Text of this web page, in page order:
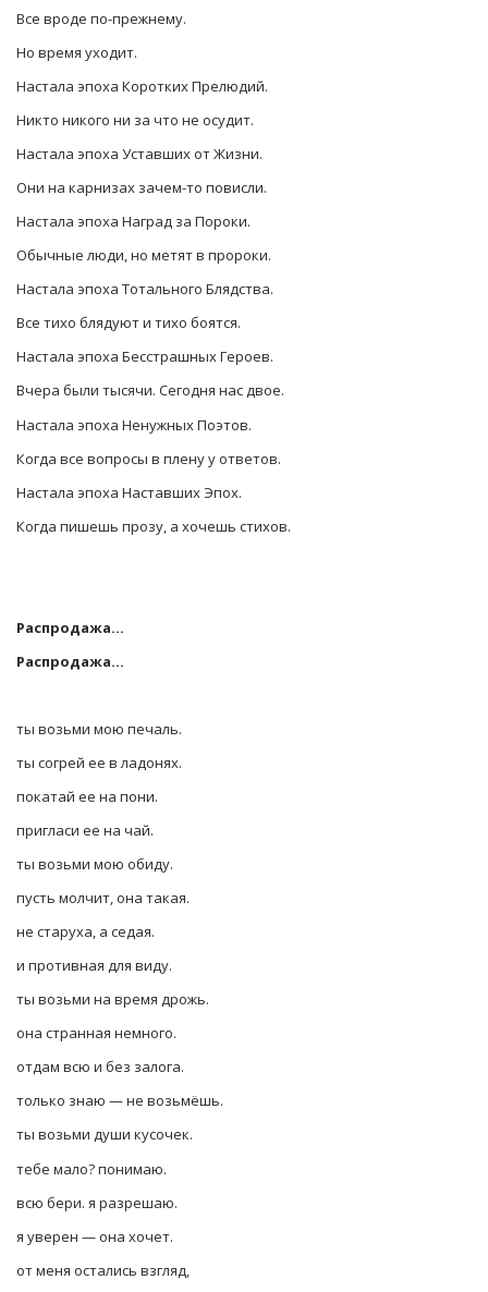
Все вроде по-прежнему.
Но время уходит.
Настала эпоха Коротких Прелюдий.
Никто никого ни за что не осудит.
Настала эпоха Уставших от Жизни.
Они на карнизах зачем-то повисли.
Настала эпоха Наград за Пороки.
Обычные люди, но метят в пророки.
Настала эпоха Тотального Блядства.
Все тихо блядуют и тихо боятся.
Настала эпоха Бесстрашных Героев.
Вчера были тысячи. Сегодня нас двое.
Настала эпоха Ненужных Поэтов.
Когда все вопросы в плену у ответов.
Настала эпоха Наставших Эпох.
Когда пишешь прозу, а хочешь стихов.
Распродажа…
Распродажа…
ты возьми мою печаль.
ты согрей ее в ладонях.
покатай ее на пони.
пригласи ее на чай.
ты возьми мою обиду.
пусть молчит, она такая.
не старуха, а седая.
и противная для виду.
ты возьми на время дрожь.
она странная немного.
отдам всю и без залога.
только знаю — не возьмёшь.
ты возьми души кусочек.
тебе мало? понимаю.
всю бери. я разрешаю.
я уверен — она хочет.
от меня остались взгляд,